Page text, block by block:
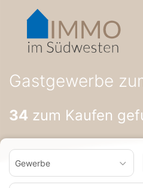
Accessibility-
Modus
zum
Inhalt
Gastgewerbe
34 zum Kaufen
Gewerbe